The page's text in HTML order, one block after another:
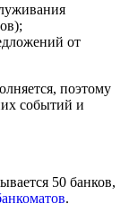
от
поэтому
событий и
50 банков,
.